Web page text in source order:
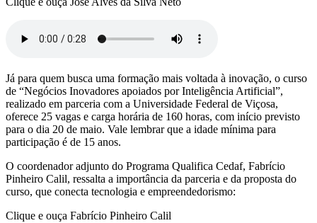
Já para quem busca uma formação mais voltada à inovação, o curso
de “Negócios Inovadores apoiados por Inteligência Artificial”,
realizado em parceria com a Universidade Federal de Viçosa,
oferece 25 vagas e carga horária de 160 horas, com início previsto
para o dia 20 de maio. Vale lembrar que a idade mínima para
participação é de 15 anos.
O coordenador adjunto do Programa Qualifica Cedaf, Fabrício
Pinheiro Calil, ressalta a importância da parceria e da proposta do
curso, que conecta tecnologia e empreendedorismo:
Clique e ouça Fabrício Pinheiro Calil